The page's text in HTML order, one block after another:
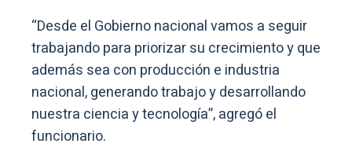
“Desde el Gobierno nacional vamos a seguir
trabajando para priorizar su crecimiento y que
además sea con producción e industria
nacional, generando trabajo y desarrollando
nuestra ciencia y tecnología”, agregó el
funcionario.